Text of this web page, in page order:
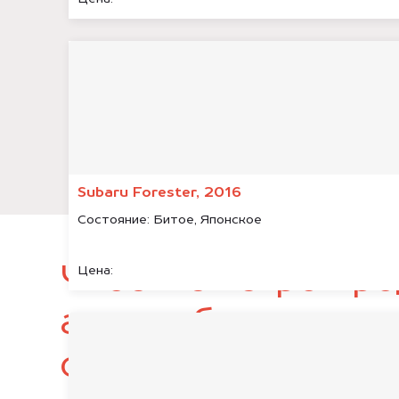
Subaru Forester, 2016
Состояние: Битое, Японское
Цена:
Чтобы быстро
автомобиль,
следующие